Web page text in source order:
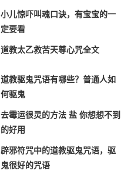
小儿惊吓叫魂口诀，有宝宝的一
定要看
道教太乙救苦天尊心咒全文
道教驱鬼咒语有哪些？普通人如
何驱鬼
去霉运很灵的方法 盐 你想想不到
的好用
辟邪符咒中的道教驱鬼咒语，驱
鬼很好的咒语